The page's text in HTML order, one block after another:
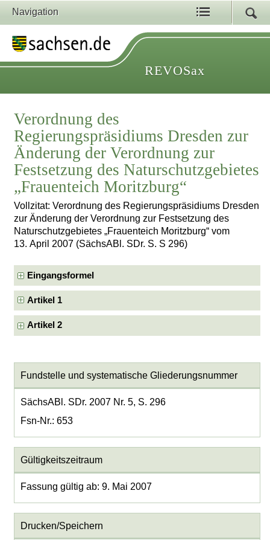
Navigation
REVOSax
Verordnung des
Regierungspräsidiums Dresden zur
Änderung der Verordnung zur
Festsetzung des Naturschutzgebietes
„Frauenteich Moritzburg“
Vollzitat: Verordnung des Regierungspräsidiums Dresden
zur Änderung der Verordnung zur Festsetzung des
Naturschutzgebietes „Frauenteich Moritzburg“ vom
13. April 2007 (SächsABl. SDr. S. S 296)
Eingangsformel
Artikel 1
Artikel 2
Fundstelle und systematische Gliederungsnummer
SächsABl. SDr. 2007 Nr. 5, S. 296
Fsn-Nr.: 653
Gültigkeitszeitraum
Fassung gültig ab: 9. Mai 2007
Drucken/Speichern